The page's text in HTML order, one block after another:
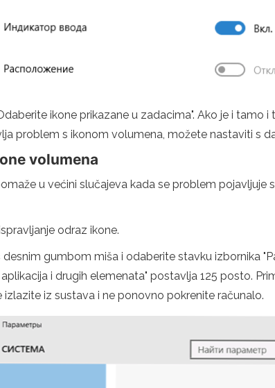
ikone prikazane u zadacima". Ako je i tamo
problem s ikonom volumena, možete nastaviti s
volumena
u većini slučajeva kada se problem pojavljuje
odraz ikone.
gumbom miša i odaberite stavku izbornika
i drugih elemenata" postavlja 125 posto.
iz sustava i ne ponovno pokrenite računalo.